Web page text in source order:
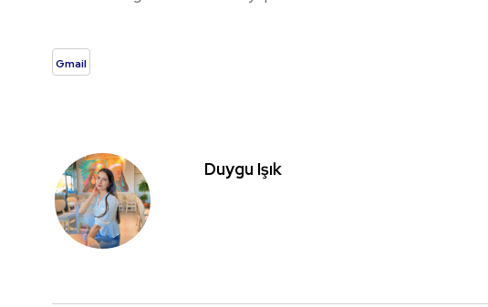
Gmail
Duygu Işık